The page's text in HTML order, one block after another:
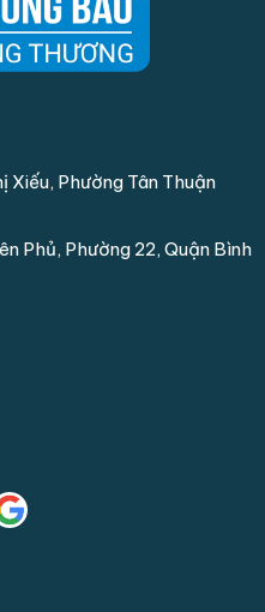
Xiếu, Phường Tân Thuận
Phủ, Phường 22, Quận Bình